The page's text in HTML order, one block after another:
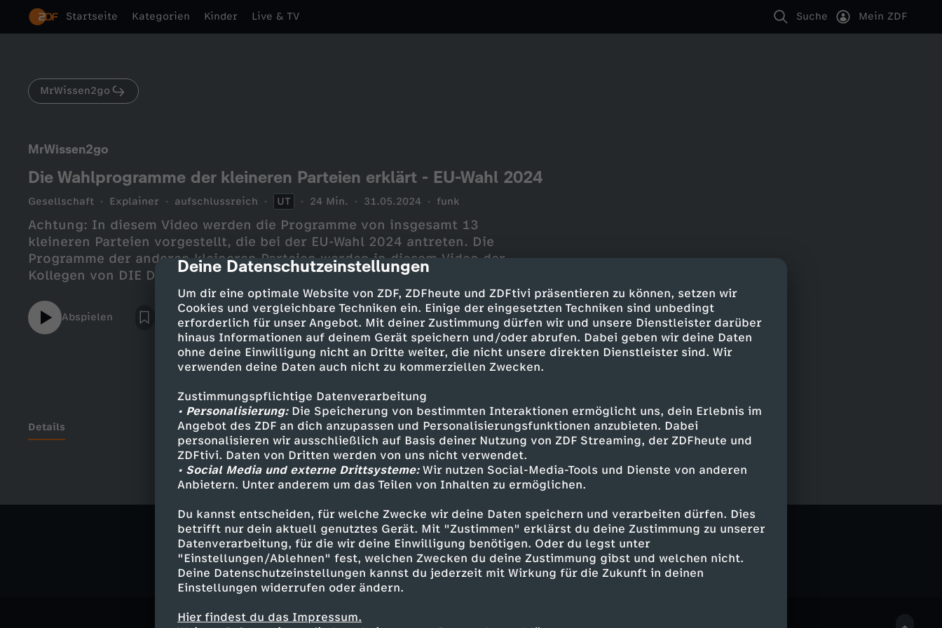
cmp-dialog-description
Deine Datenschutzeinstellungen
Um dir eine optimale Website von ZDF, ZDFheute und ZDFtivi präsentieren zu können, setzen wir
Cookies und vergleichbare Techniken ein. Einige der eingesetzten Techniken sind unbedingt
erforderlich für unser Angebot. Mit deiner Zustimmung dürfen wir und unsere Dienstleister darüber
hinaus Informationen auf deinem Gerät speichern und/oder abrufen. Dabei geben wir deine Daten
ohne deine Einwilligung nicht an Dritte weiter, die nicht unsere direkten Dienstleister sind. Wir
verwenden deine Daten auch nicht zu kommerziellen Zwecken.
Zustimmungspflichtige Datenverarbeitung
• Personalisierung:Die Speicherung von bestimmten Interaktionen ermöglicht uns, dein Erlebnis im
Angebot des ZDF an dich anzupassen und Personalisierungsfunktionen anzubieten. Dabei
personalisieren wir ausschließlich auf Basis deiner Nutzung von ZDF Streaming, der ZDFheute und
ZDFtivi. Daten von Dritten werden von uns nicht verwendet.
• Social Media und externe Drittsysteme:Wir nutzen Social-Media-Tools und Dienste von anderen
Anbietern. Unter anderem um das Teilen von Inhalten zu ermöglichen.
Du kannst entscheiden, für welche Zwecke wir deine Daten speichern und verarbeiten dürfen. Dies
betrifft nur dein aktuell genutztes Gerät. Mit "Zustimmen" erklärst du deine Zustimmung zu unserer
Datenverarbeitung, für die wir deine Einwilligung benötigen. Oder du legst unter
"Einstellungen/Ablehnen" fest, welchen Zwecken du deine Zustimmung gibst und welchen nicht.
Deine Datenschutzeinstellungen kannst du jederzeit mit Wirkung für die Zukunft in deinen
Einstellungen widerrufen oder ändern.
Hier findest du das Impressum.
Startseite Kategorien Kinder Live & TV Suche Mein ZDF
MrWissen2go
MrWissen2go
Die Wahlprogramme der kleineren Parteien erklärt - EU-Wahl 2024
Gesellschaft Explainer aufschlussreich UT 24 Min. 31.05.2024 funk
Achtung: In diesem Video werden die Programme von insgesamt 13
kleineren Parteien vorgestellt, die bei der EU-Wahl 2024 antreten. Die
Programme der anderen kleineren Parteien werden in diesem Video der
Kollegen von DIE DA OBEN zusammengefasst:
https://www.youtube.com/watch?v=NKJIA-1HpEY
Abspielen
Details
Ähnliche Inhalte entdecken
Gesellschaft Explainer aufschlussreich Untertitel MrWissen2go